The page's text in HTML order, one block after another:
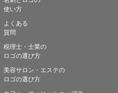
使い方
よくある
質問
税理士・士業の
ロゴの選び方
美容サロン・エステの
ロゴの選び方